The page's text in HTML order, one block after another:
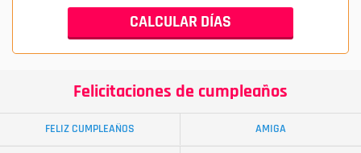
Felicitaciones de cumpleaños
FELIZ CUMPLEAÑOS AMIGA